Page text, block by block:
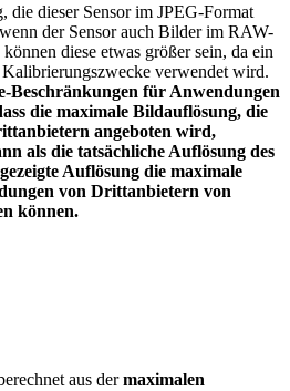
dieser Sensor im JPEG-Format
der Sensor auch Bilder im RAW-
diese etwas größer sein, da ein
verwendet wird.
Beschränkungen für Anwendungen
die maximale Bildauflösung, die
angeboten wird,
als die tatsächliche Auflösung des
Auflösung die maximale
von Drittanbietern von
können.
aus dermaximalen